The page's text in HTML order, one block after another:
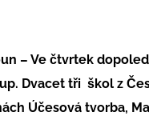
– Ve čtvrtek
Dvacet tři škol z
Účesová tvorba,